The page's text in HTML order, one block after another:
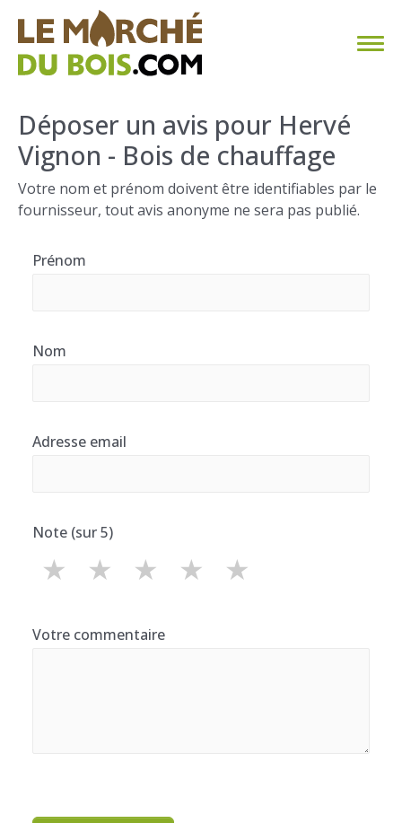
CHAUFFAGE AU BOIS
FAQ
CALCULER SA CONSOMMATION
Déposer un avis pour Hervé
Vignon - Bois de chauffage
Votre nom et prénom doivent être identifiables par le
fournisseur, tout avis anonyme ne sera pas publié.
Prénom
Nom
Adresse email
Note (sur 5)
★
★
★
★
★
Votre commentaire